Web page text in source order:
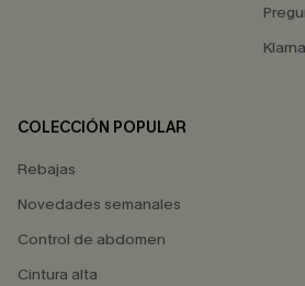
Klarna
COLECCIÓN POPULAR
Rebajas
Novedades semanales
Control de abdomen
Cintura alta